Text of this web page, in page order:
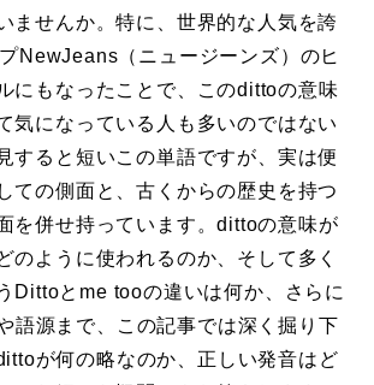
ませんか。特に、世界的な人気を誇
NewJeans（ニュージーンズ）のヒ
にもなったことで、このdittoの意味
気になっている人も多いのではない
すると短いこの単語ですが、実は便
ての側面と、古くからの歴史を持つ
を併せ持っています。dittoの意味が
のように使われるのか、そして多く
Dittoとme tooの違いは何か、さらに
語源まで、この記事では深く掘り下
が何の略なのか、正しい発音はど